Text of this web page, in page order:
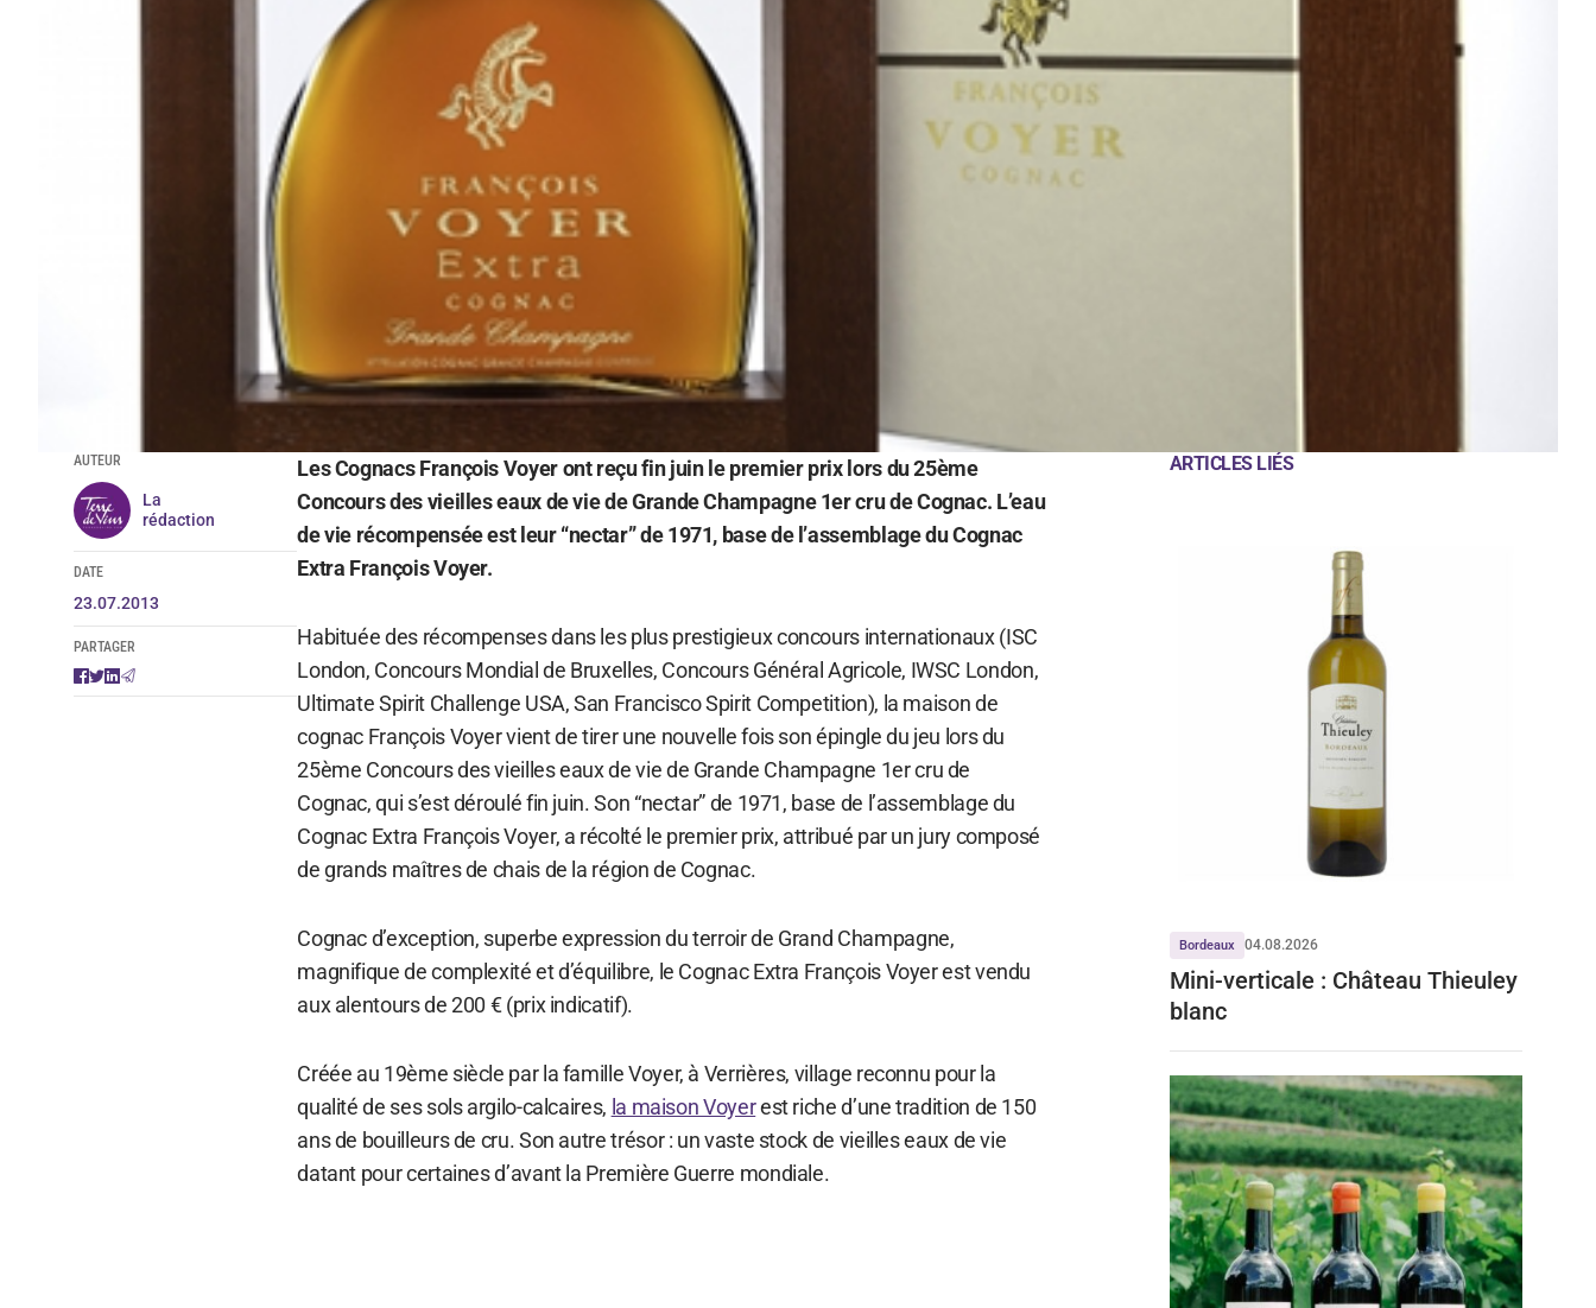
AUTEUR
La
rédaction
DATE
23.07.2013
PARTAGER
Les Cognacs François Voyer ont reçu fin juin le premier prix lors du 25ème
Concours des vieilles eaux de vie de Grande Champagne 1er cru de Cognac. L’eau
de vie récompensée est leur “nectar” de 1971, base de l’assemblage du Cognac
Extra François Voyer.
Habituée des récompenses dans les plus prestigieux concours internationaux (ISC
London, Concours Mondial de Bruxelles, Concours Général Agricole, IWSC London,
Ultimate Spirit Challenge USA, San Francisco Spirit Competition), la maison de
cognac François Voyer vient de tirer une nouvelle fois son épingle du jeu lors du
25ème Concours des vieilles eaux de vie de Grande Champagne 1er cru de
Cognac, qui s’est déroulé fin juin. Son “nectar” de 1971, base de l’assemblage du
Cognac Extra François Voyer, a récolté le premier prix, attribué par un jury composé
de grands maîtres de chais de la région de Cognac.
Cognac d’exception, superbe expression du terroir de Grand Champagne,
magnifique de complexité et d’équilibre, le Cognac Extra François Voyer est vendu
aux alentours de 200 € (prix indicatif).
Créée au 19ème siècle par la famille Voyer, à Verrières, village reconnu pour la
qualité de ses sols argilo-calcaires, la maison Voyerest riche d’une tradition de 150
ans de bouilleurs de cru. Son autre trésor : un vaste stock de vieilles eaux de vie
datant pour certaines d’avant la Première Guerre mondiale.
ARTICLES LIÉS
Bordeaux 04.08.2026
Mini-verticale : Château Thieuley
blanc